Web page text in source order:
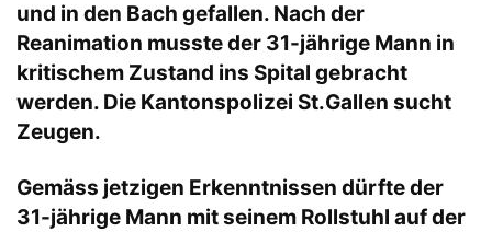
und in den Bach gefallen. Nach der
Reanimation musste der 31-jährige Mann in
kritischem Zustand ins Spital gebracht
werden. Die Kantonspolizei St.Gallen sucht
Zeugen.
Gemäss jetzigen Erkenntnissen dürfte der
31-jährige Mann mit seinem Rollstuhl auf der